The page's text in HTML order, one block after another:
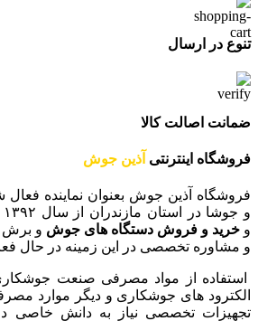
تنوع در ارسال
ضمانت اصالت کالا
فروشگاه اینترنتی آذین جوش
فروشگاه آذین جوش بعنوان نماینده
و خرید و فروش دستگاه های جوش و
و مشاوره تخصصی در این زمینه در حال
استفاده از مواد مصرفی صنعت
الکترود های جوشکاری و دیگر موارد
تجهیزات تخصصی نیاز به دانش خاصی